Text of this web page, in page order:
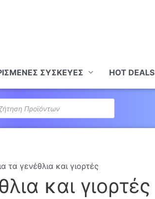
ΣΥΣΚΕΥΕΣ HOT DEALS
τα γενέθλια και γιορτές
και γιορτές